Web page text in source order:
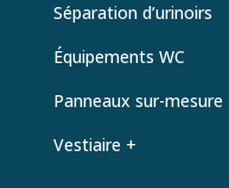
Séparation d’urinoirs
Équipements WC
Panneaux sur-mesure
Vestiaire +